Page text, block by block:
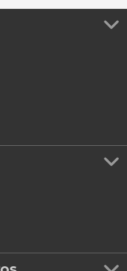
Dyrehaven
por Copenhague
Copenhague!